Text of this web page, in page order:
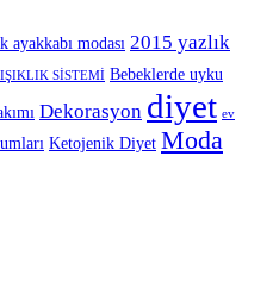
ayakkabı modası 2015 yazlık
SİSTEMİ Bebeklerde uyku
Dekorasyon diyet ev
Ketojenik Diyet Moda